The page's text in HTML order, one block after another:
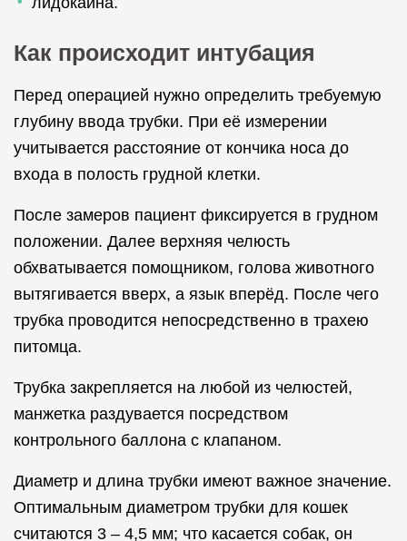
Как происходит интубация
Перед операцией нужно определить требуемую
глубину ввода трубки. При её измерении
учитывается расстояние от кончика носа до
входа в полость грудной клетки.
После замеров пациент фиксируется в грудном
положении. Далее верхняя челюсть
обхватывается помощником, голова животного
вытягивается вверх, а язык вперёд. После чего
трубка проводится непосредственно в трахею
питомца.
Трубка закрепляется на любой из челюстей,
манжетка раздувается посредством
контрольного баллона с клапаном.
Диаметр и длина трубки имеют важное значение.
Оптимальным диаметром трубки для кошек
считаются 3 – 4,5 мм; что касается собак, он